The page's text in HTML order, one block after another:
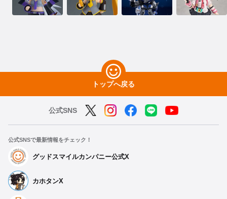
トップへ戻る
公式SNS
公式SNSで最新情報をチェック！
グッドスマイルカンパニー公式X
カホタンX